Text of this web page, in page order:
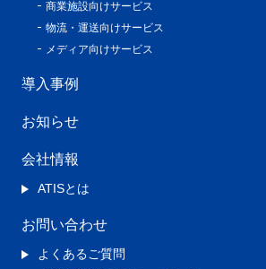
商業施設向けサービス
物流・運送向けサービス
メディア向けサービス
導入事例
お知らせ
会社情報
ATISとは
お問い合わせ
よくあるご質問